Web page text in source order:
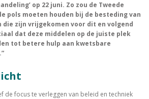
op 22 juni. Zo zou de Tweede
pols moeten houden bij de besteding van
die zijn vrijgekomen voor dit en volgend
dat deze middelen op de juiste plek
tot betere hulp aan kwetsbare
de focus te verleggen van beleid en techniek